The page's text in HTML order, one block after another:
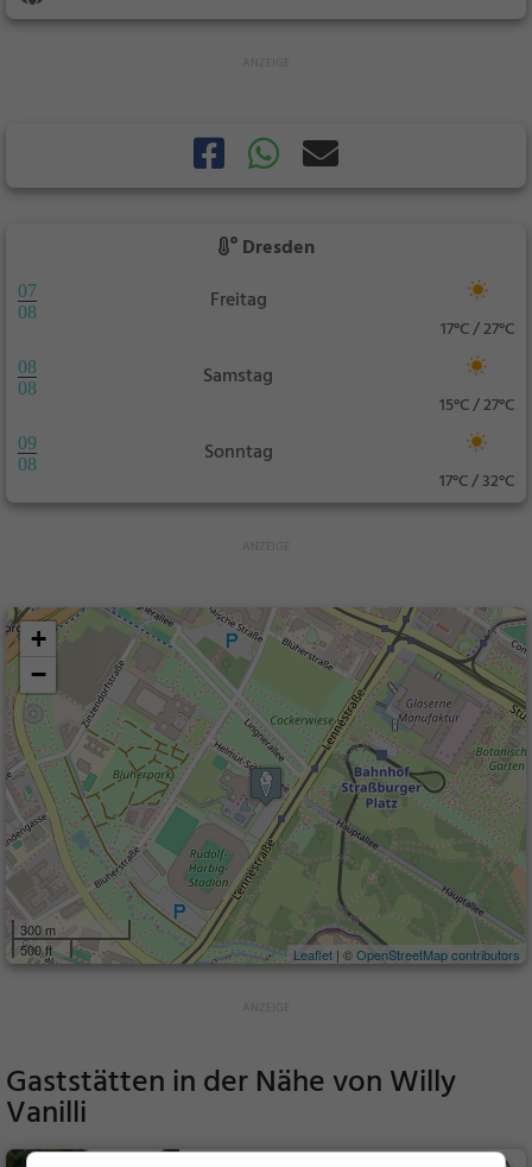
Dresden
07
08
Freitag
17°C / 27°C
08
08
Samstag
15°C / 27°C
09
08
Sonntag
17°C / 32°C
+
−
300 m
500 ft
Leaflet | ©OpenStreetMap contributors
Gaststätten in der Nähe vonWilly
Vanilli